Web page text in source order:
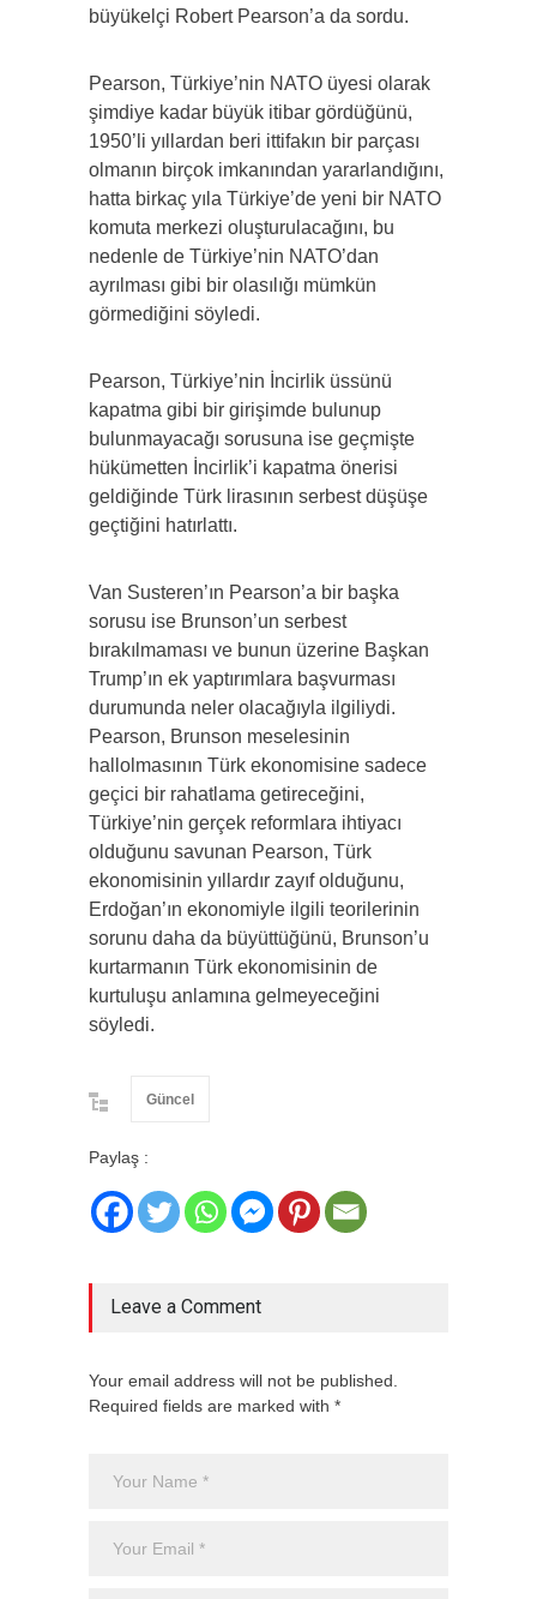
büyükelçi Robert Pearson’a da sordu.
Pearson, Türkiye’nin NATO üyesi olarak
şimdiye kadar büyük itibar gördüğünü,
1950’li yıllardan beri ittifakın bir parçası
olmanın birçok imkanından yararlandığını,
hatta birkaç yıla Türkiye’de yeni bir NATO
komuta merkezi oluşturulacağını, bu
nedenle de Türkiye’nin NATO’dan
ayrılması gibi bir olasılığı mümkün
görmediğini söyledi.
Pearson, Türkiye’nin İncirlik üssünü
kapatma gibi bir girişimde bulunup
bulunmayacağı sorusuna ise geçmişte
hükümetten İncirlik’i kapatma önerisi
geldiğinde Türk lirasının serbest düşüşe
geçtiğini hatırlattı.
Van Susteren’ın Pearson’a bir başka
sorusu ise Brunson’un serbest
bırakılmaması ve bunun üzerine Başkan
Trump’ın ek yaptırımlara başvurması
durumunda neler olacağıyla ilgiliydi.
Pearson, Brunson meselesinin
hallolmasının Türk ekonomisine sadece
geçici bir rahatlama getireceğini,
Türkiye’nin gerçek reformlara ihtiyacı
olduğunu savunan Pearson, Türk
ekonomisinin yıllardır zayıf olduğunu,
Erdoğan’ın ekonomiyle ilgili teorilerinin
sorunu daha da büyüttüğünü, Brunson’u
kurtarmanın Türk ekonomisinin de
kurtuluşu anlamına gelmeyeceğini
söyledi.
Güncel
Paylaş :
Leave a Comment
Your email address will not be published.
Required fields are marked with *